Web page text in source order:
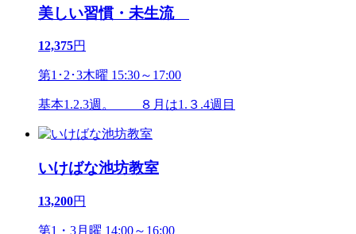
美しい習慣・未生流
12,375円
第1･2･3木曜 15:30～17:00
基本1.2.3週。 ８月は1.３.4週目
いけばな池坊教室
13,200円
第1・3月曜 14:00～16:00